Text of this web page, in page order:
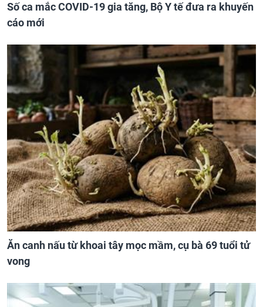
Số ca mắc COVID-19 gia tăng, Bộ Y tế đưa ra khuyến
cáo mới
Ăn canh nấu từ khoai tây mọc mầm, cụ bà 69 tuổi tử
vong